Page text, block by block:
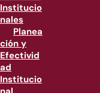
Institucio
nales
Planea
ción y
Efectivid
ad
Institucio